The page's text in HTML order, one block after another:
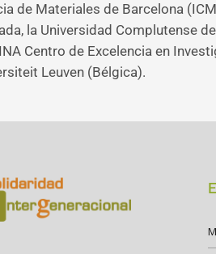
de Materiales de Barcelona
la Universidad Complutense
Centro de Excelencia en
Leuven (Bélgica).